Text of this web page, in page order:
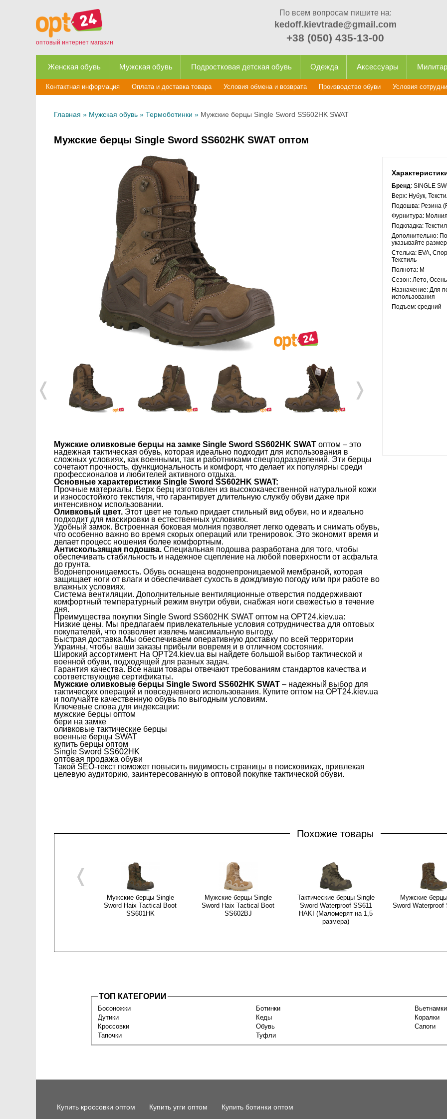
оптовый интернет магазин
По всем вопросам пишите на:
kedoff.kievtrade@gmail.com
+38 (050) 435-13-00
Женская обувь Мужская обувь Подростковая детская обувь Одежда Аксессуары
Контактная информация Оплата и доставка товара Условия обмена и возврата Производство обуви Условия
Главная » Мужская обувь » Термоботинки » Мужские берцы Single Sword SS602HK SWAT
Мужские берцы Single Sword SS602HK SWAT оптом
❬ ❭
Мужские оливковые берцы на замке Single Sword SS602HK SWAT оптом – это
надежная тактическая обувь, которая идеально подходит для использования в
сложных условиях, как военными, так и работниками спецподразделений. Эти берцы
сочетают прочность, функциональность и комфорт, что делает их популярны среди
профессионалов и любителей активного отдыха.
Основные характеристики Single Sword SS602HK SWAT:
Прочные материалы. Верх берц изготовлен из высококачественной натуральной кожи
и износостойкого текстиля, что гарантирует длительную службу обуви даже при
интенсивном использовании.
Оливковый цвет. Этот цвет не только придает стильный вид обуви, но и идеально
подходит для маскировки в естественных условиях.
Удобный замок. Встроенная боковая молния позволяет легко одевать и снимать обувь,
что особенно важно во время скорых операций или тренировок. Это экономит время и
делает процесс ношения более комфортным.
Антискользящая подошва. Специальная подошва разработана для того, чтобы
обеспечивать стабильность и надежное сцепление на любой поверхности от асфальта
до грунта.
Водонепроницаемость. Обувь оснащена водонепроницаемой мембраной, которая
защищает ноги от влаги и обеспечивает сухость в дождливую погоду или при работе во
влажных условиях.
Система вентиляции. Дополнительные вентиляционные отверстия поддерживают
комфортный температурный режим внутри обуви, снабжая ноги свежестью в течение
дня.
Преимущества покупки Single Sword SS602HK SWAT оптом на OPT24.kiev.ua:
Низкие цены. Мы предлагаем привлекательные условия сотрудничества для оптовых
покупателей, что позволяет извлечь максимальную выгоду.
Быстрая доставка.Мы обеспечиваем оперативную доставку по всей территории
Украины, чтобы ваши заказы прибыли вовремя и в отличном состоянии.
Широкий ассортимент. На OPT24.kiev.ua вы найдете большой выбор тактической и
военной обуви, подходящей для разных задач.
Гарантия качества. Все наши товары отвечают требованиям стандартов качества и
соответствующие сертификаты.
Мужские оливковые берцы Single Sword SS602HK SWAT – надежный выбор для
тактических операций и повседневного использования. Купите оптом на OPT24.kiev.ua
и получайте качественную обувь по выгодным условиям.
Ключевые слова для индексации:
мужские берцы оптом
бери на замке
оливковые тактические берцы
военные берцы SWAT
купить берцы оптом
Single Sword SS602HK
оптовая продажа обуви
Такой SEO-текст поможет повысить видимость страницы в поисковиках, привлекая
целевую аудиторию, заинтересованную в оптовой покупке тактической обуви.
Бренд: SINGLE
Верх: Нубук,
Подошва: Резина
Фурнитура:
Подкладка:
Дополнительно:
указывайте
Стелька: EVA,
Текстиль
Полнота: M
Сезон: Лето,
Назначение: Для
использования
Подъем: средний
Похожие товары
Мужские берцы Single
Sword Haix Tactical Boot
SS601HK
Мужские берцы Single
Sword Haix Tactical Boot
SS602BJ
Тактические берцы Single
Sword Waterproof SS611
HAKI (Маломерят на 1,5
размера)
Мужские
Sword Waterproof
❬
ТОП КАТЕГОРИИ
Босоножки Ботинки
Вьетнамки
Дутики
Кеды
Коралки
Кроссовки
Обувь
Сапоги
Тапочки
Туфли
Купить кроссовки оптом Купить угги оптом Купить ботинки оптом